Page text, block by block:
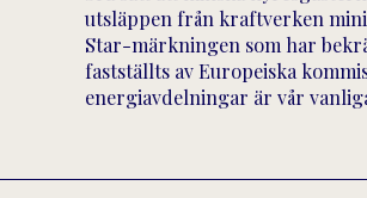
utsläppen från kraftverken
Star-märkningen som har
fastställts av Europeiska
energiavdelningar är vår